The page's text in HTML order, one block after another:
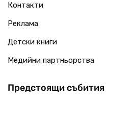
Контакти
Реклама
Детски книги
Медийни партньорства
Предстоящи събития